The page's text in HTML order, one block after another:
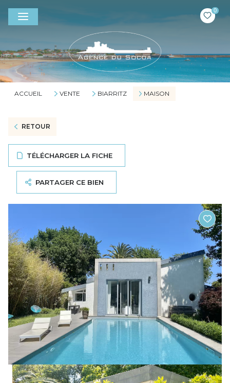
0
ACCUEIL VENTE BIARRITZ MAISON
RETOUR
TÉLÉCHARGER LA FICHE
PARTAGER CE BIEN